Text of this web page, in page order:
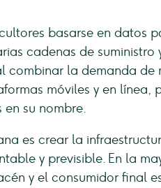
basarse en datos
cadenas de suministro
combinar la demanda de
móviles y en línea,
su nombre.
es crear la
y previsible. En la
y el consumidor final